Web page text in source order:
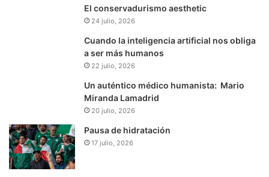
El conservadurismo aesthetic
24 julio, 2026
Cuando la inteligencia artificial nos obliga
a ser más humanos
22 julio, 2026
Un auténtico médico humanista: Mario
Miranda Lamadrid
20 julio, 2026
Pausa de hidratación
17 julio, 2026